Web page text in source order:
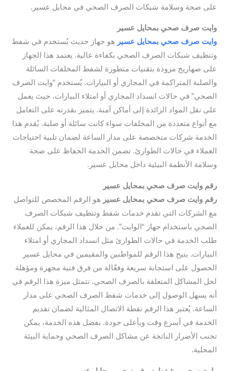
على صحة وسلامة شبكات الصرف الصحي في محايل عسير.
وايت صرف صحي بمحايل عسير
وايت صرف صحي بمحايل عسير هو جهاز حديث يُستخدم في شفط
وتنظيف شبكات الصرف الصحي بكفاءة عالية. يعتمد هذا الجهاز
على صهاريج مزودة بتقنيات متطورة لشفط المخلفات السائلة
والصلبة المتراكمة في المجاري أو البيارات. يُستخدم “وايت الصرف
الصحي” في حالات انسداد المجاري أو امتلاء البيارات، حيث يعمل
على نقل المواد الزائدة إلى أماكن آمنة. يتميز بقدرته على التعامل
مع أنواع متعددة من المخلفات سواء كانت سائلة أو صلبة. يُقدم هذا
الخدمة شركات متخصصة على مدار الساعة لضمان تلبية احتياجات
العملاء في حالات الطوارئ. تضمن الخدمة الحفاظ على صحة
وسلامة الأنظمة البيئية داخل محايل عسير.
رقم وايت صرف صحي بمحايل عسير
رقم وايت صرف صحي بمحايل عسير هو الرقم المخصص للتواصل
مع الشركات التي تقدم خدمات شفط وتنظيف شبكات الصرف
الصحي باستخدام جهاز “الوايت”. من خلال هذا الرقم، يمكن للعملاء
طلب الخدمة في حالات الطوارئ مثل انسداد المجاري أو امتلاء
البيارات. يتيح هذا الرقم للمواطنين والمقيمين في محايل عسير
الحصول على استجابة سريعة وفعّالة من فرق فنية مجهزة ومؤهلة
لحل المشاكل المتعلقة بالصرف الصحي. تتمثل ميزة هذا الرقم في
أنه يسهل الوصول إلى خدمات شفط الصرف الصحي على مدار
الساعة. يُعتبر هذا الرقم نقطة الاتصال المثالية لضمان تقديم
الخدمة في أسرع وقت وبأعلى جودة. بفضل هذه الخدمة، يمكن
تجنب الأضرار الناتجة عن مشاكل الصرف الصحي وحماية البيئة
المحلية.